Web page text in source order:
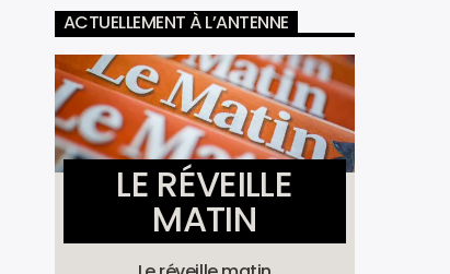
ACTUELLEMENT À L’ANTENNE
LE RÉVEILLE
MATIN